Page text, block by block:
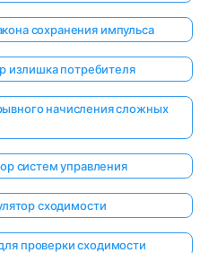
сохранения импульса
излишка потребителя
начисления сложных
систем управления
сходимости
проверки сходимости